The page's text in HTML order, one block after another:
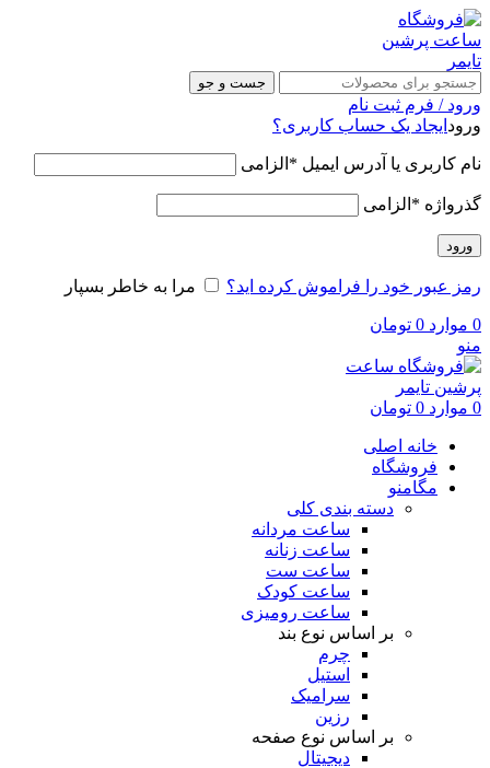
جست و جو
ورود / فرم ثبت نام
ورود ایجاد یک حساب کاربری؟
نام کاربری یا آدرس ایمیل * الزامی
گذرواژه * الزامی
ورود
رمز عبور خود را فراموش کرده اید؟ مرا به خاطر بسپار
0 موارد 0 تومان
منو
0 موارد 0 تومان
خانه اصلی
فروشگاه
مگامنو
دسته بندی کلی
ساعت مردانه
ساعت زنانه
ساعت ست
ساعت کودک
ساعت رومیزی
بر اساس نوع بند
چرم
استیل
سرامیک
رزین
بر اساس نوع صفحه
دیجیتال